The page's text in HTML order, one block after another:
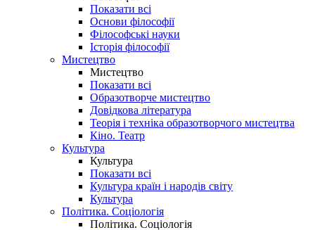
Показати всі
Основи філософії
Філософські науки
Історія філософії
Мистецтво
Мистецтво
Показати всі
Образотворче мистецтво
Довідкова література
Теорія і техніка образотворчого мистецтва
Кіно. Театр
Культура
Культура
Показати всі
Культура країн і народів світу
Культура
Політика. Соціологія
Політика. Соціологія